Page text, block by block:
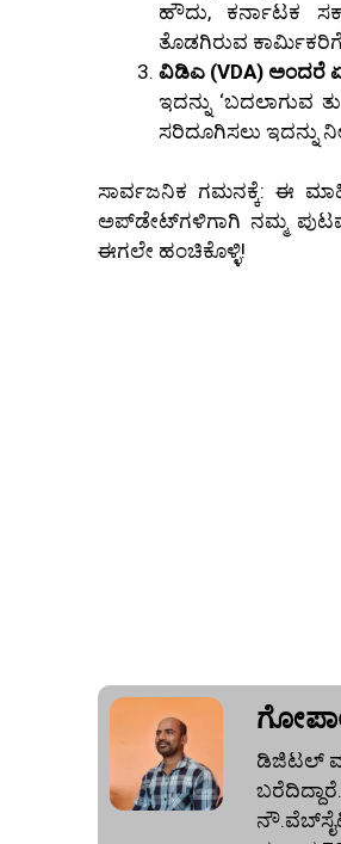
ಹೌದು, ಕರ್ನಾಟಕ
ತೊಡಗಿರುವ
ವಿಡಿಎ (VDA) ಅಂದರೆ
ಇದನ್ನು ‘ಬದಲಾಗುವ
ಸರಿದೂಗಿಸಲು ಇದನ್ನು
ಸಾರ್ವಜನಿಕ ಗಮನಕ್ಕೆ: ಈ
ಅಪ್‌ಡೇಟ್‌ಗಳಿಗಾಗಿ ನಮ್ಮ
ಈಗಲೇ ಹಂಚಿಕೊಳ್ಳಿ!
ಡಿಜಿಟಲ್